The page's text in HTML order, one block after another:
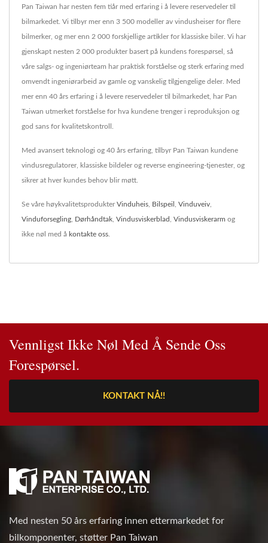
Pan Taiwan har nesten fem tiår med erfaring i å levere reservedeler til
bilmarkedet. Vi tilbyr mer enn 3 500 modeller av vindusheiser for flere
bilmerker, og mer enn 2 000 forskjellige artikler for klassiske biler. Vi har
gjenskapt nesten 2 000 produkter basert på kundens forespørsel, så
våre salgs- og ingeniørteam har praktisk forståelse og sterk erfaring med
omvendt ingeniørarbeid av gamle og vanskelig tilgjengelige deler. Med
mer enn 40 års erfaring i å levere reservedeler til bilmarkedet, har Pan
Taiwan utmerket forståelse for hva kundene trenger i reproduksjon og
god sans for kvalitetskontroll.
Med avansert teknologi og 40 års erfaring, tilbyr Pan Taiwan kundene
vindusregulatorer, klassiske bildeler og reverse engineering-tjenester, og
sikrer at hver kundes behov blir møtt.
Se våre høykvalitetsprodukterVinduheis Bilspeil Vinduveiv
Vinduforsegling Dørhåndtak Vindusviskerblad Vindusviskerarm og
ikke nøl med å kontakte oss
Vennligst Ikke Nøl Med Å Sende Oss
Forespørsel.
KONTAKT NÅ!!
Med nesten 50 års erfaring innen ettermarkedet for
bilkomponenter, støtter Pan Taiwan